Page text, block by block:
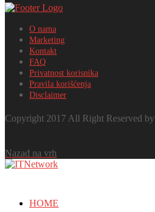
O nama
Marketing
Kontakt
FAQ
Privatnost korisnika
Pravila korišćenja
Disclaimer
Copyright 2017 All Right Reserved by
Nazad na vrh
HOME